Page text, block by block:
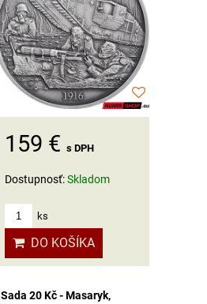
159 € s DPH
Dostupnosť:Skladom
ks
DO KOŠÍKA
Sada 20 Kč - Masaryk,